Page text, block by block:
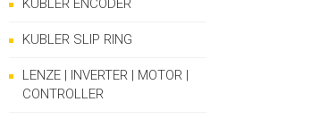
KUBLER ENCODER
KUBLER SLIP RING
LENZE | INVERTER | MOTOR |
CONTROLLER